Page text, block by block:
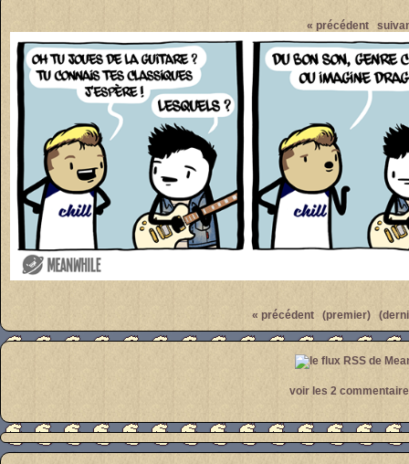
« précédent
« précédent (premier)
voir les 2